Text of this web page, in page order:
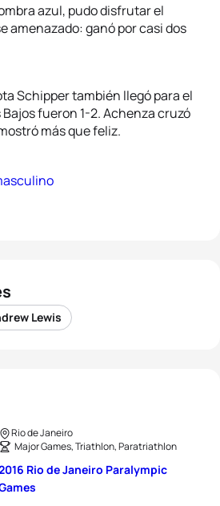
azul, pudo disfrutar el
amenazado: ganó por casi dos
Schipper también llegó para el
Bajos fueron 1-2. Achenza cruzó
más que feliz.
Lewis
Rio de Janeiro
Major Games, Triathlon, Paratriathlon
Rio de Janeiro Paralympic